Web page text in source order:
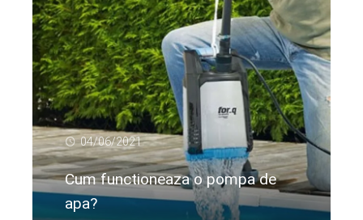
04/06/2021
Cum functioneaza o pompa de
apa?